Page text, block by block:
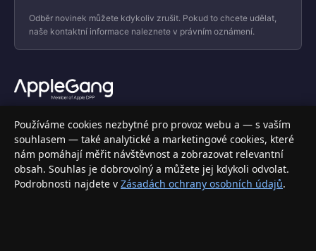
Odběr novinek můžete kdykoliv zrušit. Pokud to chcete udělat,
naše kontaktní informace naleznete v právním oznámení.
Váš specializovaný obchod s Apple produkty, příslušenstvím a
elektronikou. Nakupujte bezpečně a s jistotou.
INFORMACE
Doprava a doručení
Používáme cookies nezbytné pro provoz webu a — s vaším
souhlasem — také analytické a marketingové cookies, které
nám pomáhají měřit návštěvnost a zobrazovat relevantní
obsah. Souhlas je dobrovolný a můžete jej kdykoli odvolat.
Podrobnosti najdete v Zásadách ochrany osobních údajů.